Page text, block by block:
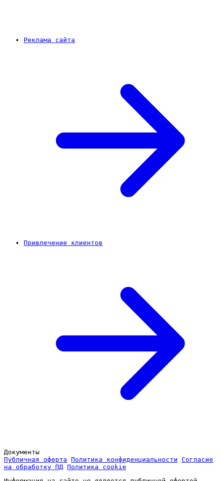
Реклама сайта
Привлечение клиентов
Документы
Публичная оферта Политика конфиденциальности Согласие
на обработку ПД Политика cookie